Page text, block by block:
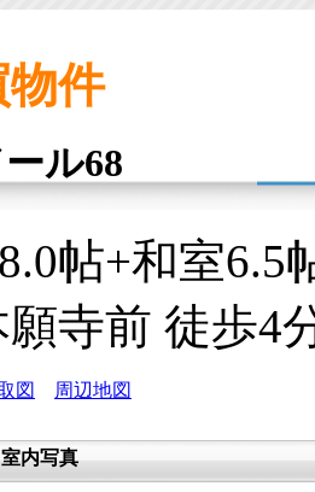
件
ル68
帖+和室
寺前 徒歩4
図 周辺地図
内写真